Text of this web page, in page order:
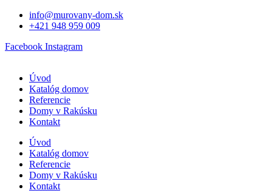
Preskočiťinfo@murovany-dom.sk
+421 948 959 009
Facebook Instagram
Úvod
Katalóg domov
Referencie
Domy v Rakúsku
Kontakt
Úvod
Katalóg domov
Referencie
Domy v Rakúsku
Kontakt